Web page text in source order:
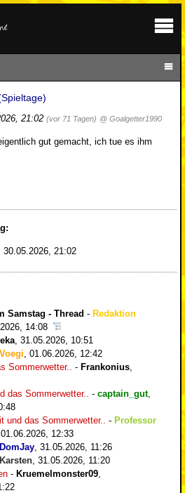
21:02 (vor 71 Tagen) @ Goalgetter1990
gut gemacht, ich tue es ihm
30.05.2026, 21:02
Samstag - Thread - Redaktion
14:08
31.05.2026, 10:51
Voegi 01.06.2026, 12:42
Sommerwetter..
- Frankonius
das Sommerwetter..
- captain_gut,
und das Sommerwetter..
- Professor
01.06.2026, 12:33
DomJay 31.05.2026, 11:26
Karsten 31.05.2026, 11:20
- Kruemelmonster09